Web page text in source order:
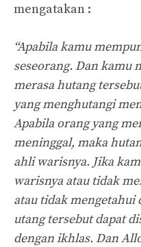
mengatakan :
“Apabila kamu
seseorang. Dan kamu
merasa hutang
yang menghutangi
Apabila orang yang
meninggal, maka
ahli warisnya. Jika
warisnya atau tidak
atau tidak mengetahui
utang tersebut dapat
dengan ikhlas. Dan